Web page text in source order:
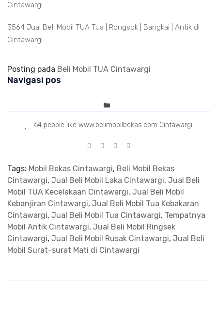
Cintawargi
3564 Jual Beli Mobil TUA Tua | Rongsok | Bangkai | Antik di
Cintawargi
Posting pada Beli Mobil TUA Cintawargi
Navigasi pos
64 people like www.belimobilbekas.com Cintawargi
Tags: Mobil Bekas Cintawargi, Beli Mobil Bekas
Cintawargi, Jual Beli Mobil Laka Cintawargi, Jual Beli
Mobil TUA Kecelakaan Cintawargi, Jual Beli Mobil
Kebanjiran Cintawargi, Jual Beli Mobil Tua Kebakaran
Cintawargi, Jual Beli Mobil Tua Cintawargi, Tempatnya
Mobil Antik Cintawargi, Jual Beli Mobil Ringsek
Cintawargi, Jual Beli Mobil Rusak Cintawargi, Jual Beli
Mobil Surat-surat Mati di Cintawargi